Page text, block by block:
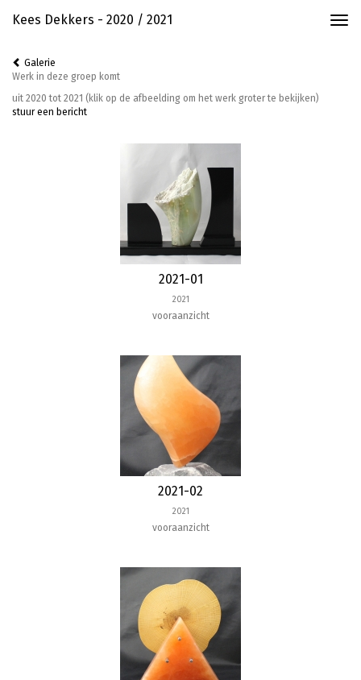
Kees Dekkers - 2020 / 2021
Galerie
Werk in deze groep komt
uit 2020 tot 2021 (klik op de afbeelding om het werk groter te bekijken)
stuur een bericht
2021-01
2021
vooraanzicht
2021-02
2021
vooraanzicht